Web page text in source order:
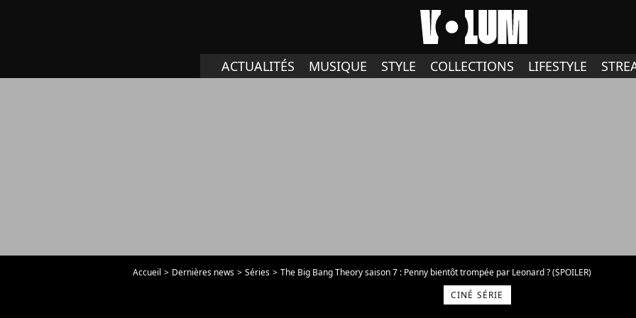
ACTUALITÉS MUSIQUE STYLE COLLECTIONS LIFESTYLE
Accueil Dernières news Séries
The Big Bang Theory saison 7 : Penny bientôt trompée par Leonard ? (SPOILER)
CINÉ SÉRIE